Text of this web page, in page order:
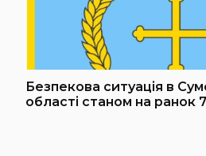
Безпекова ситуація в
області станом на ранок